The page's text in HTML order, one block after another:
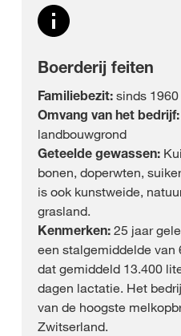
Boerderij feiten
Familiebezit: sinds 1960
Omvang van het bedrijf:
landbouwgrond
Geteelde gewassen:
bonen, doperwten,
is ook kunstweide,
grasland.
Kenmerken: 25 jaar
een stalgemiddelde van
dat gemiddeld 13.400
dagen lactatie. Het
van de hoogste
Zwitserland.